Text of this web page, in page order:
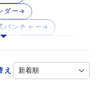
ダー
パンチャー
え